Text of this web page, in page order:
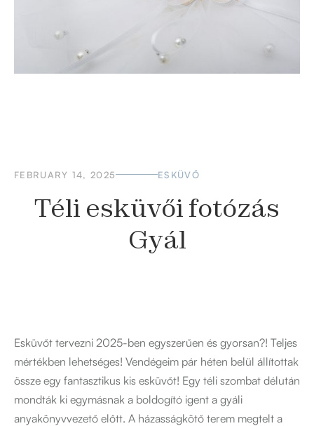
FEBRUARY 14, 2025 ESKÜVŐ
Téli esküvői fotózás
Gyál
Esküvőt tervezni 2025-ben egyszerűen és gyorsan?! Teljes
mértékben lehetséges! Vendégeim pár héten belül állítottak
össze egy fantasztikus kis esküvőt! Egy téli szombat délután
mondták ki egymásnak a boldogító igent a gyáli
anyakönyvvezető előtt. A házasságkötő terem megtelt a